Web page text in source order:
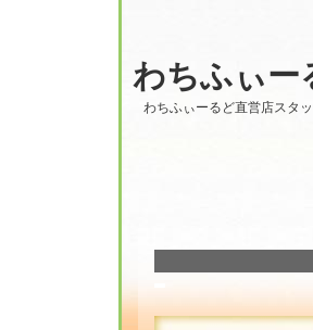
わちふぃー
わちふぃーるど直営店スタ